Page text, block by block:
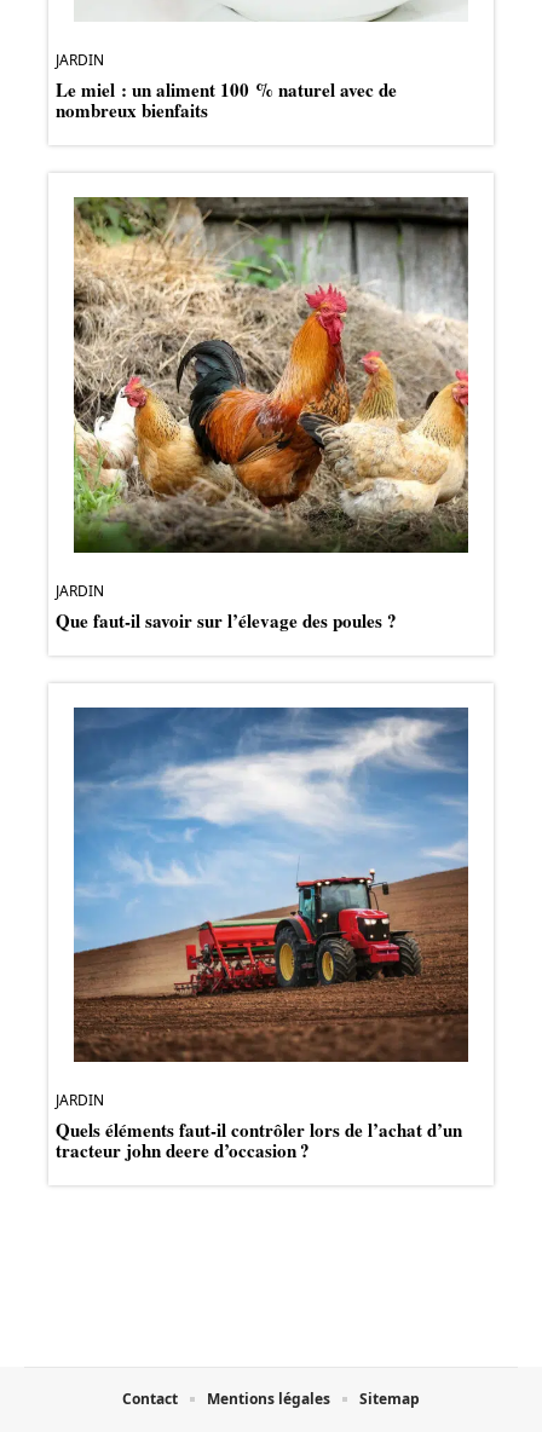
JARDIN
Le miel : un aliment 100 % naturel avec de
nombreux bienfaits
JARDIN
Que faut-il savoir sur l’élevage des poules ?
JARDIN
Quels éléments faut-il contrôler lors de l’achat d’un
tracteur john deere d’occasion ?
Contact Mentions légales Sitemap